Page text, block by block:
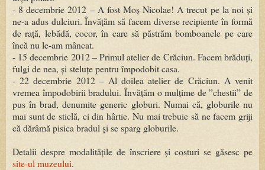
- 8 decembrie 2012 – A fost Moș Nicolae! A trecut pe la noi și
ne-a adus dulciuri. Învățăm să facem diverse recipiente în formă
de rață, lebădă, cocor, în care să păstrăm bomboanele pe care
încă nu le-am mâncat.
- 15 decembrie 2012 – Primul atelier de Crăciun. Facem brăduți,
fulgi de nea, și steluțe pentru împodobit casa.
- 22 decembrie 2012 – Al doilea atelier de Crăciun. A venit
vremea împodobirii bradului. Învățăm o mulțime de ”chestii” de
pus în brad, denumite generic globuri. Numai că, globurile nu
mai sunt de sticlă, ci din hârtie. Nu mai trebuie să ne facem griji
că dărâmă pisica bradul și se sparg globurile.
Detalii despre modalitățile de înscriere și costuri se găsesc pe
site-ul muzeului.